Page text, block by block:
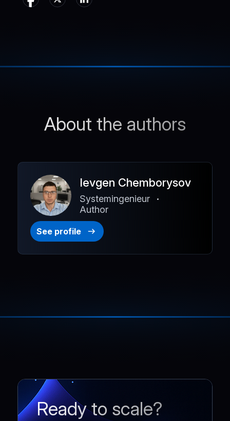
About the authors
Ievgen Chemborysov
Systemingenieur
Author
See profile
Ready to scale?